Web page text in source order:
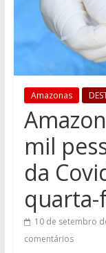
Amazonas
mil
da
quarta-
10 de setembro
comentários